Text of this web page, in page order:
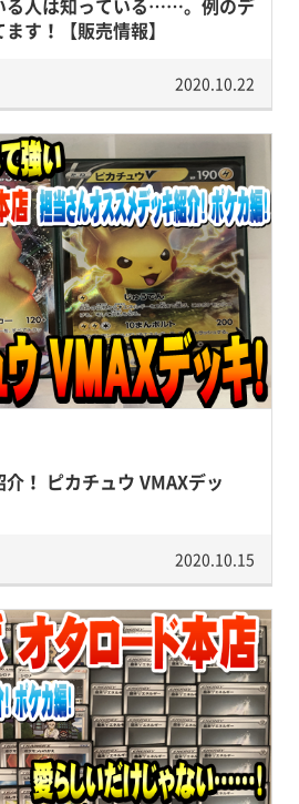
す！【販売情報】
2020.10.22
介！ ピカチュウ VMAXデッ
2020.10.15